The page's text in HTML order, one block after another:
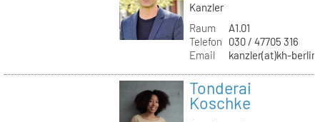
Kanzler
Raum
A1.01
Telefon
030 / 47705 316
Email
kanzler(at)kh-
Tonderai
Koschke